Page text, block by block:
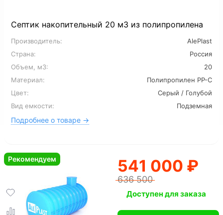
Септик накопительный 20 м3 из полипропилена
Производитель:
AlePlast
Страна:
Россия
Объем, м3:
20
Материал:
Полипропилен PP-C
Цвет:
Серый / Голубой
Вид емкости:
Подземная
Подробнее о товаре →
541 000 ₽
636 500
Рекомендуем
Доступен для заказа